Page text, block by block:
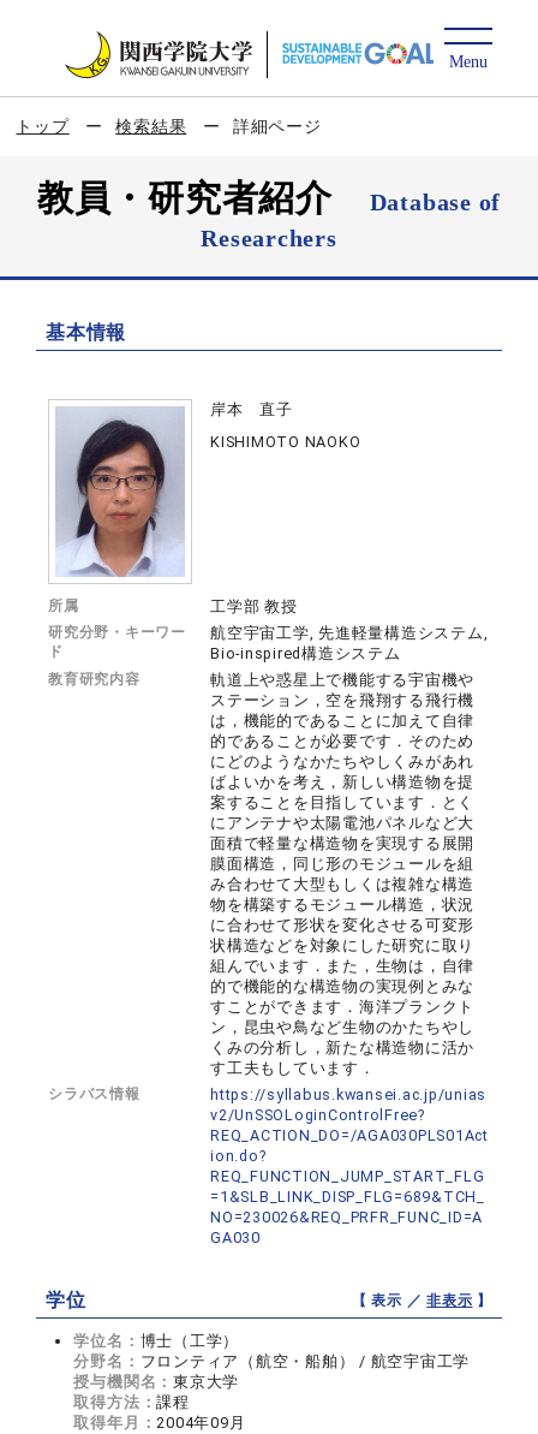
トップ 検索結果 詳細ページ
教員・研究者紹介
Database of
Researchers
基本情報
岸本 直子
KISHIMOTO NAOKO
所属 工学部 教授
研究分野・キーワー
ド
航空宇宙工学, 先進軽量構造システム,
Bio-inspired構造システム
教育研究内容
軌道上や惑星上で機能する宇宙機や
ステーション，空を飛翔する飛行機
は，機能的であることに加えて自律
的であることが必要です．そのため
にどのようなかたちやしくみがあれ
ばよいかを考え，新しい構造物を提
案することを目指しています．とく
にアンテナや太陽電池パネルなど大
面積で軽量な構造物を実現する展開
膜面構造，同じ形のモジュールを組
み合わせて大型もしくは複雑な構造
物を構築するモジュール構造，状況
に合わせて形状を変化させる可変形
状構造などを対象にした研究に取り
組んでいます．また，生物は，自律
的で機能的な構造物の実現例とみな
すことができます．海洋プランクト
ン，昆虫や鳥など生物のかたちやし
くみの分析し，新たな構造物に活か
す工夫もしています．
シラバス情報
https://syllabus.kwansei.ac.jp/unias
v2/UnSSOLoginControlFree?
REQ_ACTION_DO=/AGA030PLS01Act
ion.do?
REQ_FUNCTION_JUMP_START_FLG
=1&SLB_LINK_DISP_FLG=689&TCH_
NO=230026&REQ_PRFR_FUNC_ID=A
GA030
学位 【 表示 ／非表示 】
学位名： 博士（工学）
分野名： フロンティア（航空・船舶） / 航空宇宙工学
授与機関名：東京大学
取得方法：課程
取得年月：2004年09月